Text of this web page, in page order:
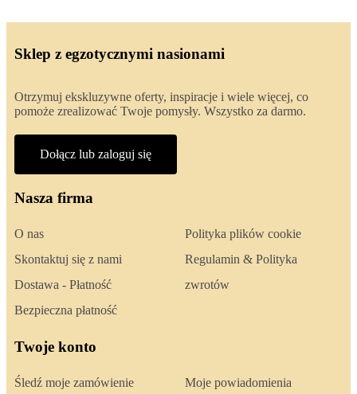
Sklep z egzotycznymi nasionami
Otrzymuj ekskluzywne oferty, inspiracje i wiele więcej, co
pomoże zrealizować Twoje pomysły. Wszystko za darmo.
Dołącz lub zaloguj się
Nasza firma
O nas
Skontaktuj się z nami
Dostawa - Płatność
Bezpieczna płatność
Polityka plików cookie
Regulamin & Polityka
zwrotów
Twoje konto
Śledź moje zamówienie Moje powiadomienia